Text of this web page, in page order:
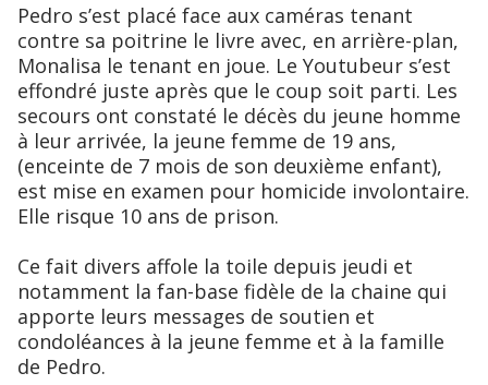
Pedro s’est placé face aux caméras tenant
contre sa poitrine le livre avec, en arrière-plan,
Monalisa le tenant en joue. Le Youtubeur s’est
effondré juste après que le coup soit parti. Les
secours ont constaté le décès du jeune homme
à leur arrivée, la jeune femme de 19 ans,
(enceinte de 7 mois de son deuxième enfant),
est mise en examen pour homicide involontaire.
Elle risque 10 ans de prison.
Ce fait divers affole la toile depuis jeudi et
notamment la fan-base fidèle de la chaine qui
apporte leurs messages de soutien et
condoléances à la jeune femme et à la famille
de Pedro.